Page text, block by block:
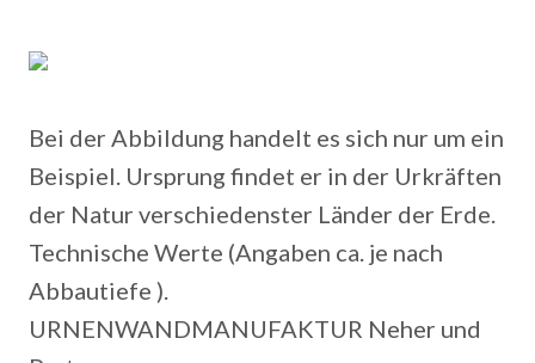
Bei der Abbildung handelt es sich nur um ein
Beispiel. Ursprung findet er in der Urkräften
der Natur verschiedenster Länder der Erde.
Technische Werte (Angaben ca. je nach
Abbautiefe ).
URNENWANDMANUFAKTUR Neher und